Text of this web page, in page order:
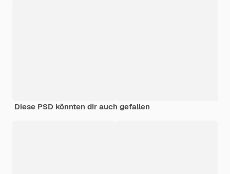
Diese PSD könnten dir auch gefallen